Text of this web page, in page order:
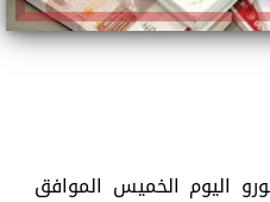
اليوم الخميس الموافق